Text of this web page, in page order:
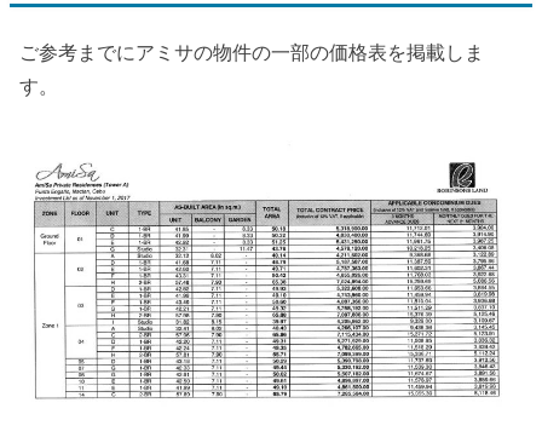
ご参考までにアミサの物件の一部の価格表を掲載しま
す。